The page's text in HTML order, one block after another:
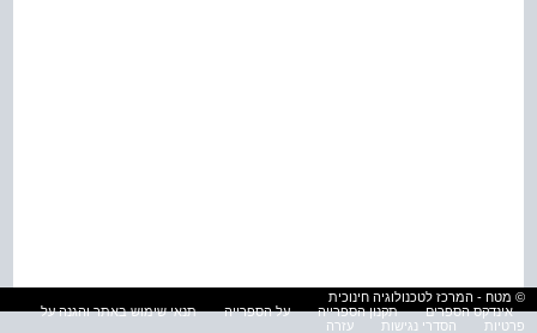
© מטח - המרכז לטכנולוגיה חינוכית
אינדקס הספרים
תקנון הספרייה על הספרייה
תנאי שימוש באתר והגנה על
פרטיות
הסדרי נגישות עזרה